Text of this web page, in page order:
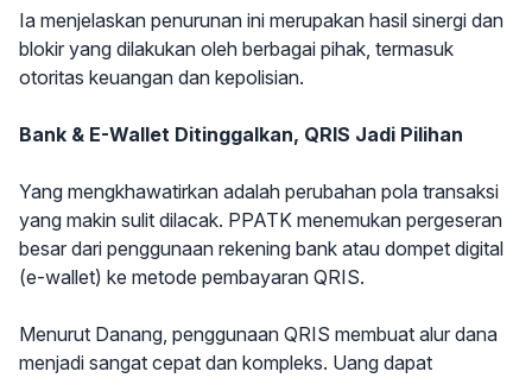
Ia menjelaskan penurunan ini merupakan hasil sinergi dan
blokir yang dilakukan oleh berbagai pihak, termasuk
otoritas keuangan dan kepolisian.
Bank & E-Wallet Ditinggalkan, QRIS Jadi Pilihan
Yang mengkhawatirkan adalah perubahan pola transaksi
yang makin sulit dilacak. PPATK menemukan pergeseran
besar dari penggunaan rekening bank atau dompet digital
(e-wallet) ke metode pembayaran QRIS.
Menurut Danang, penggunaan QRIS membuat alur dana
menjadi sangat cepat dan kompleks. Uang dapat